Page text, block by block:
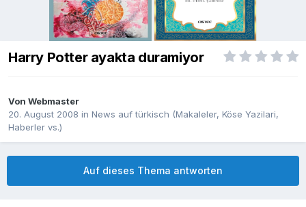
Harry Potter ayakta duramiyor
Von Webmaster
20. August 2008 in News auf türkisch (Makaleler, Köse Yazilari,
Haberler vs.)
Auf dieses Thema antworten